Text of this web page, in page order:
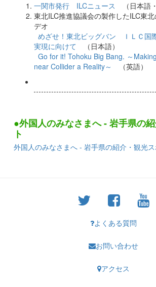
一関市発行 ILCニュース （日本語
東北ILC推進協議会の製作したILC東
デオ
めざせ！東北ビッグバン ＩＬＣ国
実現に向けて （日本語）
Go for it! Tohoku Big Bang. ～
near Collider a Reality～
（英語）
●外国人のみなさまへ - 岩手県の
ト
外国人のみなさまへ - 岩手県の紹介・観光ス
よくある質問
お問い合わせ
アクセス